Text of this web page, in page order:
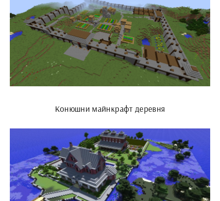
Конюшни майнкрафт деревня